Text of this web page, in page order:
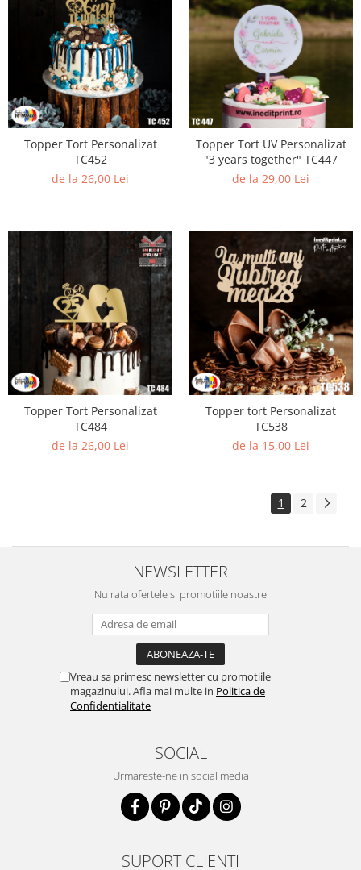
Topper Tort Personalizat
TC452
de la 26,00 Lei
Topper Tort UV Personalizat
"3 years together" TC447
de la 29,00 Lei
Topper Tort Personalizat
TC484
de la 26,00 Lei
Topper tort Personalizat
TC538
de la 15,00 Lei
1 2
NEWSLETTER
Nu rata ofertele si promotiile noastre
Vreau sa primesc newsletter cu promotiile
magazinului. Afla mai multe in Politica de
Confidentialitate
SOCIAL
Urmareste-ne in social media
SUPORT CLIENTI